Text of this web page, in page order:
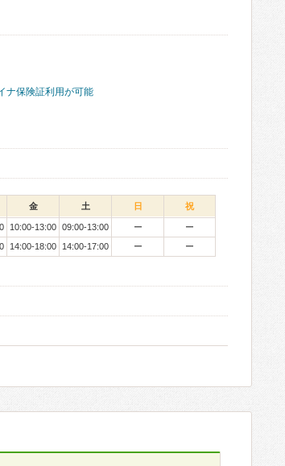
ナ保険証利用が可能
金 土 日 祝
10:00-13:00 09:00-13:00 ー
ー
14:00-18:00 14:00-17:00 ー ー